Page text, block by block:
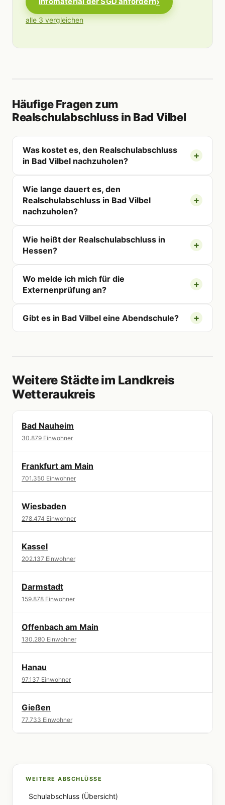
alle 3 vergleichen
Häufige Fragen zum
Realschulabschluss in Bad Vilbel
Was kostet es, den Realschulabschluss
in Bad Vilbel nachzuholen?
Wie lange dauert es, den
Realschulabschluss in Bad Vilbel
nachzuholen?
Wie heißt der Realschulabschluss in
Hessen?
Wo melde ich mich für die
Externenprüfung an?
Gibt es in Bad Vilbel eine Abendschule?
Weitere Städte im Landkreis
Wetteraukreis
Bad Nauheim
30.879 Einwohner
Frankfurt am Main
701.350 Einwohner
Wiesbaden
278.474 Einwohner
Kassel
202.137 Einwohner
Darmstadt
159.878 Einwohner
Offenbach am Main
130.280 Einwohner
Hanau
97.137 Einwohner
Gießen
77.733 Einwohner
WEITERE ABSCHLÜSSE
Schulabschluss (Übersicht)